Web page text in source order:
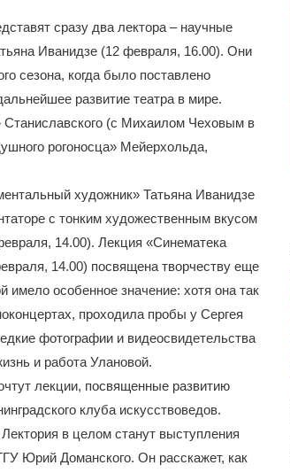
сразу два лектора – научные
Иванидзе (12 февраля, 16.00). Они
сезона, когда было поставлено
развитие театра в мире.
Станиславского (с Михаилом Чеховым в
рогоносца» Мейерхольда,
художник» Татьяна Иванидзе
с тонким художественным вкусом
14.00). Лекция «Синематека
14.00) посвящена творчеству еще
особенное значение: хотя она так
проходила пробы у Сергея
фотографии и видеосвидетельства
и работа Улановой.
лекции, посвященные развитию
клуба искусствоведов.
в целом станут выступления
Юрий Доманского. Он расскажет, как